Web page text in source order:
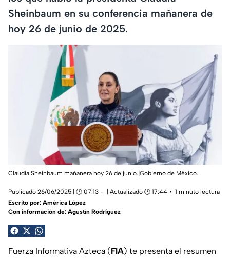
Sheinbaum en su conferencia mañanera de
hoy 26 de junio de 2025.
Claudia Sheinbaum mañanera hoy 26 de junio.|Gobierno de México.
Publicado 26/06/2025 | 🕑 07:13 | Actualizado 🕑 17:44
1 minuto lectura
Escrito por: América López
Con información de: Agustín Rodríguez
Fuerza Informativa Azteca (FIA) te presenta el resumen